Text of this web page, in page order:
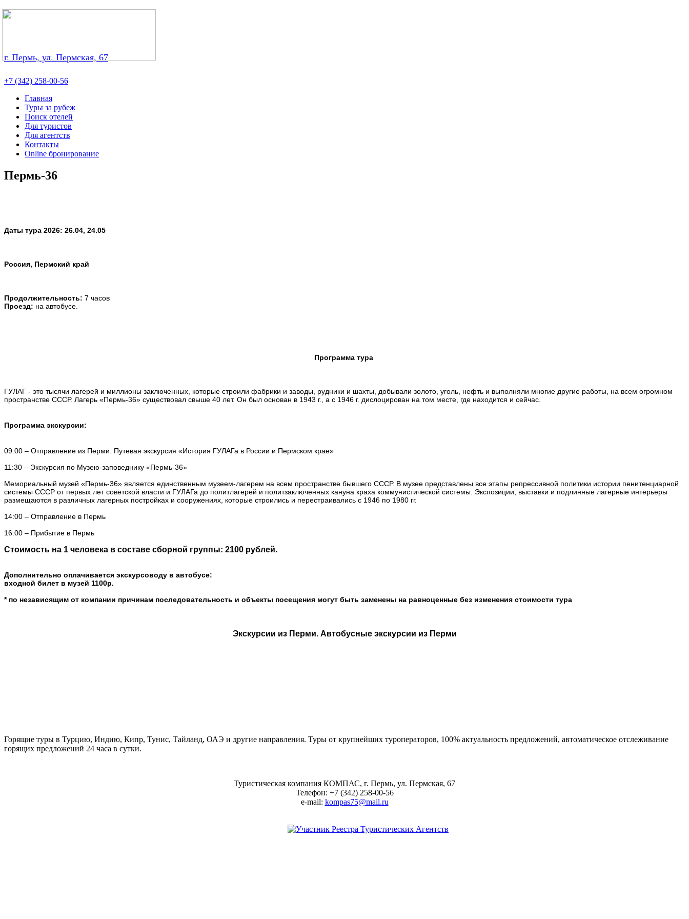
г. Пермь, ул. Пермская, 67
+7 (342) 258-00-56
Главная
Туры за рубеж
Поиск отелей
Для туристов
Для агентств
Контакты
Online бронирование
Пермь-36
Даты тура 2026: 26.04, 24.05
Россия, Пермский край
Продолжительность: 7 часов
Проезд: на автобусе.
Программа тура
ГУЛАГ - это тысячи лагерей и миллионы заключенных, которые строили фабрики и заводы, рудники и шахты, добывали золото, уголь, нефть и выполняли многие другие работы, на всем огромном
пространстве СССР. Лагерь «Пермь-36» существовал свыше 40 лет. Он был основан в 1943 г., а с 1946 г. дислоцирован на том месте, где находится и сейчас.
Программа экскурсии:
09:00 – Отправление из Перми. Путевая экскурсия «История ГУЛАГа в России и Пермском крае»
11:30 – Экскурсия по Музею-заповеднику «Пермь-36»
Мемориальный музей «Пермь-36» является единственным музеем-лагерем на всем пространстве бывшего СССР. В музее представлены все этапы репрессивной политики истории пенитенциарной
системы СССР от первых лет советской власти и ГУЛАГа до политлагерей и политзаключенных кануна краха коммунистической системы. Экспозиции, выставки и подлинные лагерные интерьеры
размещаются в различных лагерных постройках и сооружениях, которые строились и перестраивались с 1946 по 1980 гг.
14:00 – Отправление в Пермь
16:00 – Прибытие в Пермь
Стоимость на 1 человека в составе сборной группы: 2100 рублей.
Дополнительно оплачивается экскурсоводу в автобусе:
входной билет в музей 1100р.
* по независящим от компании причинам последовательность и объекты посещения могут быть заменены на равноценные без изменения стоимости тура
Экскурсии из Перми. Автобусные экскурсии из Перми
Горящие туры в Турцию, Индию, Кипр, Тунис, Тайланд, ОАЭ и другие направления. Туры от крупнейших туроператоров, 100% актуальность предложений, автоматическое отслеживание
горящих предложений 24 часа в сутки.
Туристическая компания КОМПАС, г. Пермь, ул. Пермская, 67
Телефон: +7 (342) 258-00-56
e-mail: kompas75@mail.ru